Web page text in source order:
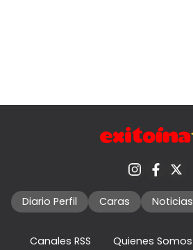
Diario Perfil Caras Noticias
Canales RSS Quienes Somos